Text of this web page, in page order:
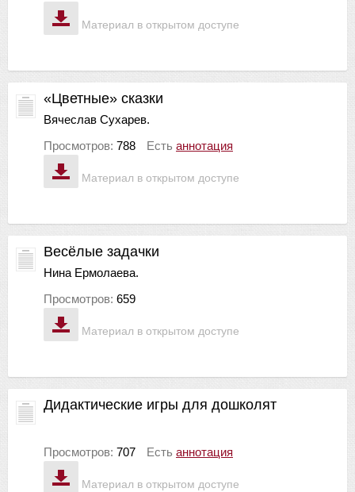
Материал в открытом доступе
Материал в открытом доступе
«Цветные» сказки
Вячеслав Сухарев.
Просмотров: 788 Есть аннотация
Материал в открытом доступе
Весёлые задачки
Нина Ермолаева.
Просмотров: 659
Материал в открытом доступе
Дидактические игры для дошколят
Просмотров: 707 Есть аннотация